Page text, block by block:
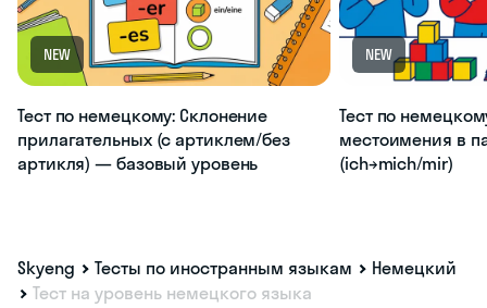
NEW
Тест по немецкому: Склонение
прилагательных (с артиклем/без
артикля) — базовый уровень
NEW
Тест по
местоимения в
(ich→mich/mir)
Skyeng Тесты по иностранным языкам
Немецкий
Тест на уровень немецкого языка